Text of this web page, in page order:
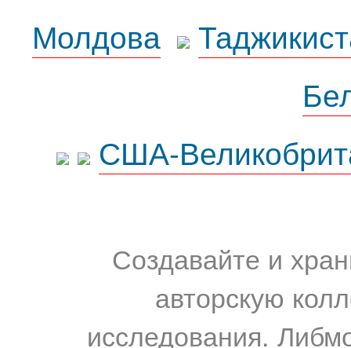
Молдова
США-
Создавайте и
авторскую
исследования.